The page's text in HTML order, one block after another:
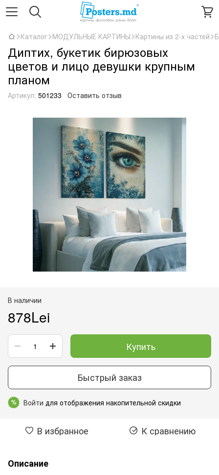
Каталог МОДУЛЬНЫЕ КАРТИНЫ Картины из 2-х частей
Диптих, букетик бирюзовых
цветов и лицо девушки крупным
планом
Артикул: 501233 Оставить отзыв
В наличии
878Lei
Купить
Быстрый заказ
% Войти для отображения накопительной скидки
В избранное К сравнению
Описание